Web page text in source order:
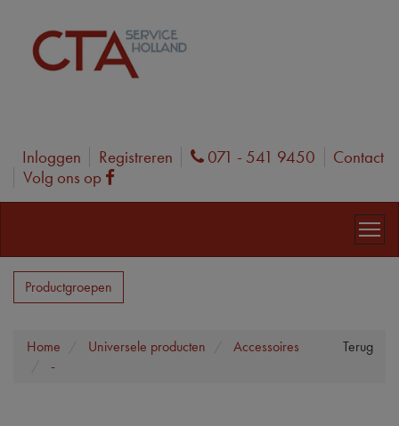
Inloggen Registreren Phone
071 - 541 9450
Contact
Volg ons op
Facebook
Productgroepen
Terug
Home Universele producten
Accessoires
-